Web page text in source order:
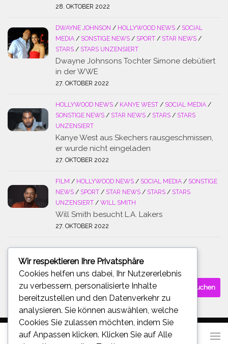
28. OKTOBER 2022
DWAYNE JOHNSON / HOLLYWOOD NEWS / SOCIAL
MEDIA / SONSTIGE NEWS / SPORT / STAR NEWS /
STARS / STARS UNZENSIERT
Dwayne Johnsons Tochter Simone debütiert
in der WWE
27. OKTOBER 2022
HOLLYWOOD NEWS / KANYE WEST / SOCIAL MEDIA /
SONSTIGE NEWS / STAR NEWS / STARS / STARS
UNZENSIERT
Kanye West aus Skechers rausgeschmissen,
er wurde nicht eingeladen
27. OKTOBER 2022
FILM / HOLLYWOOD NEWS / SOCIAL MEDIA / SONSTIGE
NEWS / SPORT / STAR NEWS / STARS / STARS
UNZENSIERT / WILL SMITH
Will Smith besucht L.A. Lakers
27. OKTOBER 2022
SUCHE
Suchen
nach:
Wir respektieren Ihre Privatsphäre
Cookies helfen uns dabei, Ihr Nutzererlebnis
zu verbessern, personalisierte Inhalte
bereitzustellen und den Datenverkehr zu
analysieren. Sie können auswählen, welche
Cookies Sie zulassen möchten, indem Sie
auf Anpassen klicken. Klicken Sie auf Alle